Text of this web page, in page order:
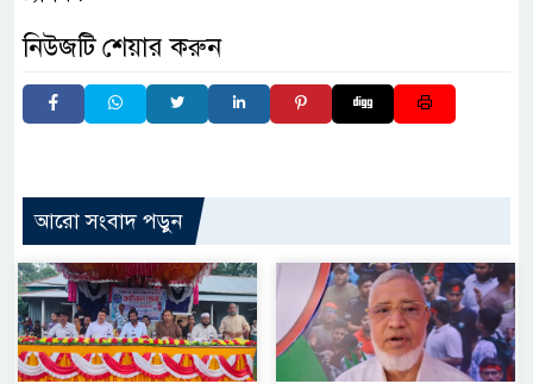
নিউজটি শেয়ার করুন
আরো সংবাদ পড়ুন